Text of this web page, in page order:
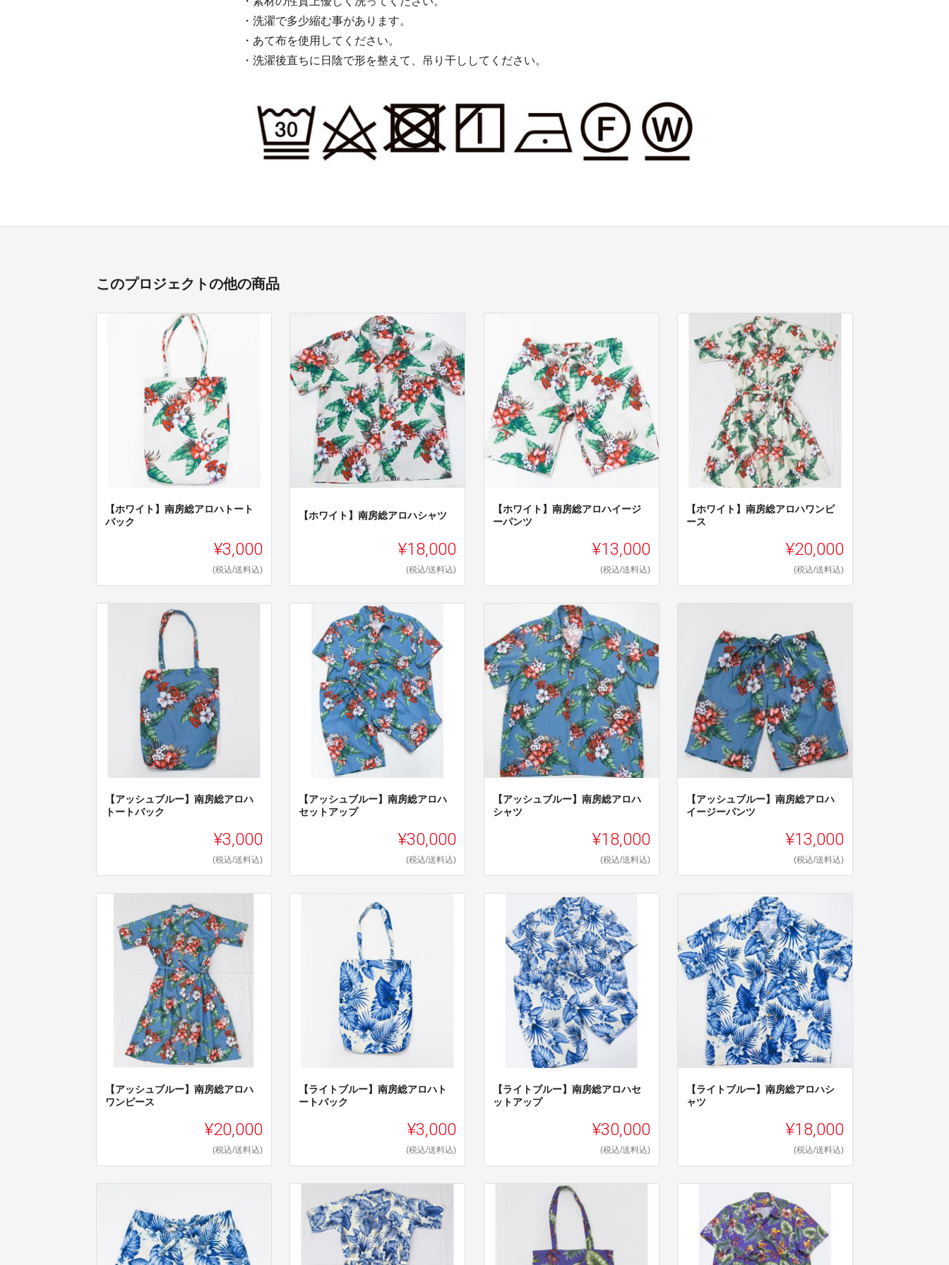
・洗濯で多少縮む事があります。
・あて布を使用してください。
・洗濯後直ちに日陰で形を整えて、吊り干ししてください。
このプロジェクトの他の商品
【ホワイト】南房総アロハトート
バック
¥3,000
(税込/送料込)
【ホワイト】南房総アロハシャツ
¥18,000
(税込/送料込)
【ホワイト】南房総アロハイージ
ーパンツ
¥13,000
(税込/送料込)
【ホワイト】南房総アロハワンピ
ース
¥20,000
(税込/送料込)
【アッシュブルー】南房総アロハ
トートバック
¥3,000
(税込/送料込)
【アッシュブルー】南房総アロハ
セットアップ
¥30,000
(税込/送料込)
【アッシュブルー】南房総アロハ
シャツ
¥18,000
(税込/送料込)
【アッシュブルー】南房総アロハ
イージーパンツ
¥13,000
(税込/送料込)
【アッシュブルー】南房総アロハ
ワンピース
¥20,000
(税込/送料込)
【ライトブルー】南房総アロハト
ートバック
¥3,000
(税込/送料込)
【ライトブルー】南房総アロハセ
ットアップ
¥30,000
(税込/送料込)
【ライトブルー】南房総アロハシ
ャツ
¥18,000
(税込/送料込)